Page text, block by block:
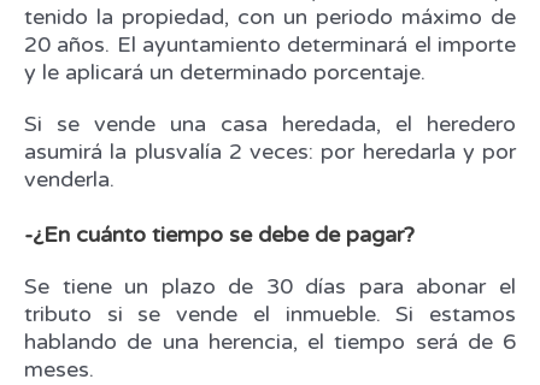
tenido la propiedad, con un periodo máximo de
20 años. El ayuntamiento determinará el importe
y le aplicará un determinado porcentaje.
Si se vende una casa heredada, el heredero
asumirá la plusvalía 2 veces: por heredarla y por
venderla.
-¿En cuánto tiempo se debe de pagar?
Se tiene un plazo de 30 días para abonar el
tributo si se vende el inmueble. Si estamos
hablando de una herencia, el tiempo será de 6
meses.